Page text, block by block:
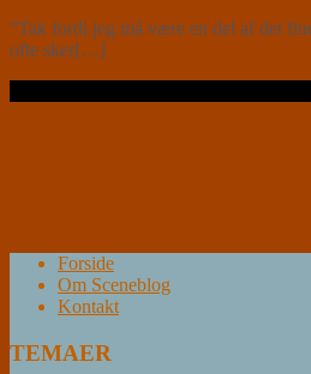
”Tak fordi jeg må være en del af det
ofte sker[…]
Forside
Om Sceneblog
Kontakt
TEMAER